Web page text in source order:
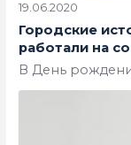
19.06.2020
Городские
работали на
В День